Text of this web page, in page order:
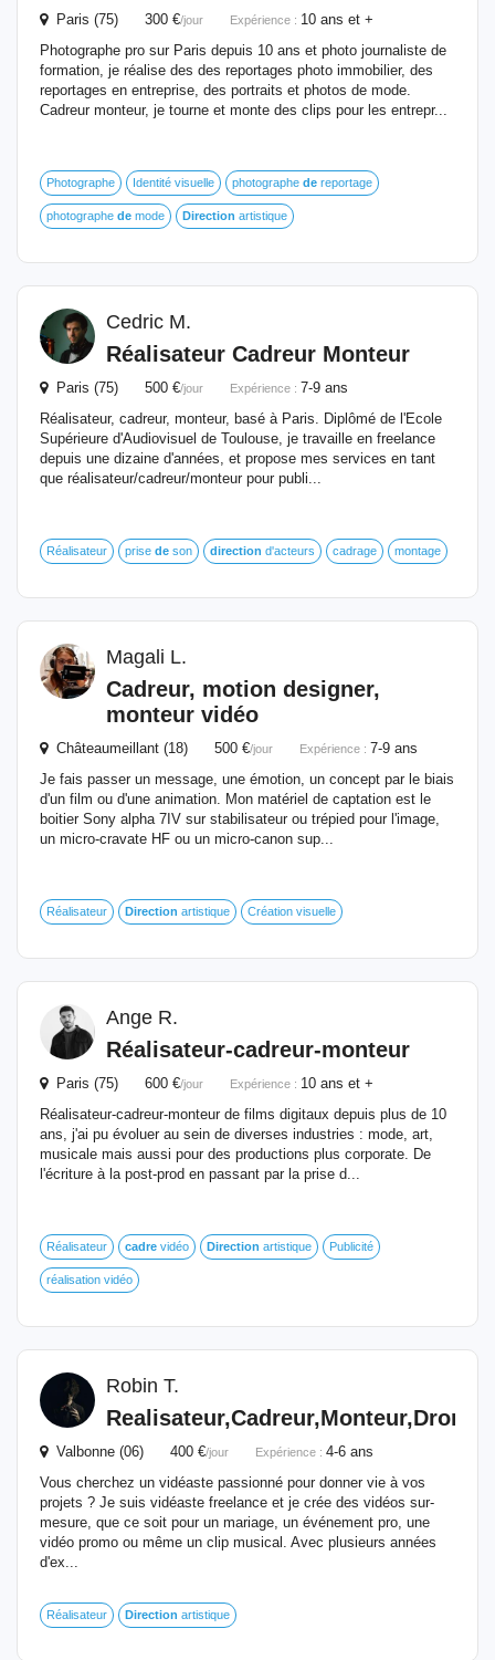
Paris (75) 300 €/jour Expérience : 10 ans et +
Photographe pro sur Paris depuis 10 ans et photo journaliste de
formation, je réalise des des reportages photo immobilier, des
reportages en entreprise, des portraits et photos de mode.
Cadreur monteur, je tourne et monte des clips pour les entrepr...
Photographe Identité visuelle photographe de reportage
photographe de mode Direction artistique
Cedric M.
Réalisateur Cadreur Monteur
Paris (75) 500 €/jour Expérience : 7-9 ans
Réalisateur, cadreur, monteur, basé à Paris. Diplômé de l'Ecole
Supérieure d'Audiovisuel de Toulouse, je travaille en freelance
depuis une dizaine d'années, et propose mes services en tant
que réalisateur/cadreur/monteur pour publi...
Réalisateur prise de son direction d'acteurs cadrage montage
Magali L.
Cadreur, motion designer,
monteur vidéo
Châteaumeillant (18) 500 €/jour Expérience : 7-9 ans
Je fais passer un message, une émotion, un concept par le biais
d'un film ou d'une animation. Mon matériel de captation est le
boitier Sony alpha 7IV sur stabilisateur ou trépied pour l'image,
un micro-cravate HF ou un micro-canon sup...
Réalisateur Direction artistique Création visuelle
Ange R.
Réalisateur-cadreur-monteur
Paris (75) 600 €/jour Expérience : 10 ans et +
Réalisateur-cadreur-monteur de films digitaux depuis plus de 10
ans, j'ai pu évoluer au sein de diverses industries : mode, art,
musicale mais aussi pour des productions plus corporate. De
l'écriture à la post-prod en passant par la prise d...
Réalisateur cadre vidéo Direction artistique Publicité
réalisation vidéo
Robin T.
Realisateur,Cadreur,Monteur,Dronist
Valbonne (06) 400 €/jour Expérience : 4-6 ans
Vous cherchez un vidéaste passionné pour donner vie à vos
projets ? Je suis vidéaste freelance et je crée des vidéos sur-
mesure, que ce soit pour un mariage, un événement pro, une
vidéo promo ou même un clip musical. Avec plusieurs années
d'ex...
Réalisateur Direction artistique